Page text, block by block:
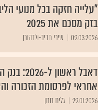
"עלייה חזקה בכל מנועי
בזק מסכם את 2025
09.03.2026 שירי חביב-ולדהורן
דאבל ראשון ל-
אחראי לפרסומת הזכורה
29.01.2026 גלית חתן